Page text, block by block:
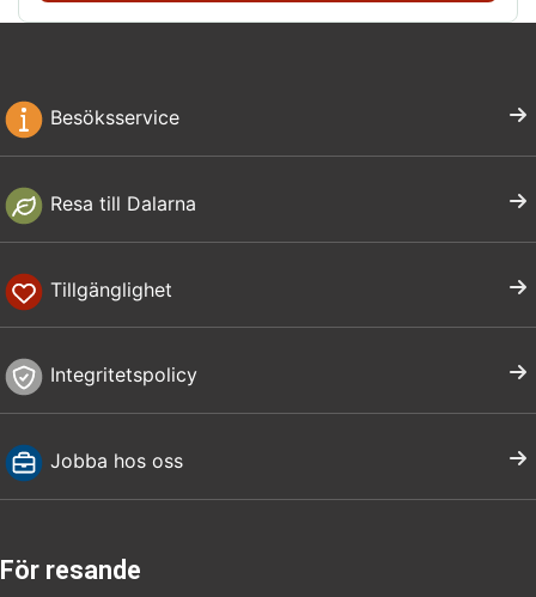
Besöksservice
Resa till Dalarna
Tillgänglighet
Integritetspolicy
Jobba hos oss
För resande